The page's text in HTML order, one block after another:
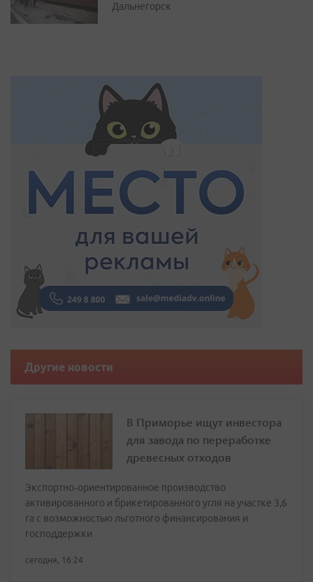
Дальнегорск
Другие новости
В Приморье ищут инвестора
для завода по переработке
древесных отходов
Экспортно‑ориентированное производство
активированного и брикетированного угля на участке 3,6
га с возможностью льготного финансирования и
господдержки
сегодня, 16:24